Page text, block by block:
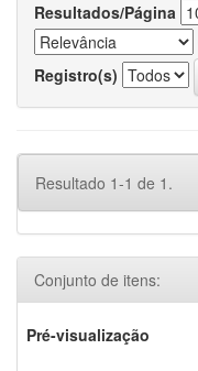
Resultados/Página
Registro(s)
Resultado 1-1 de 1.
Conjunto de itens:
Pré-visualização